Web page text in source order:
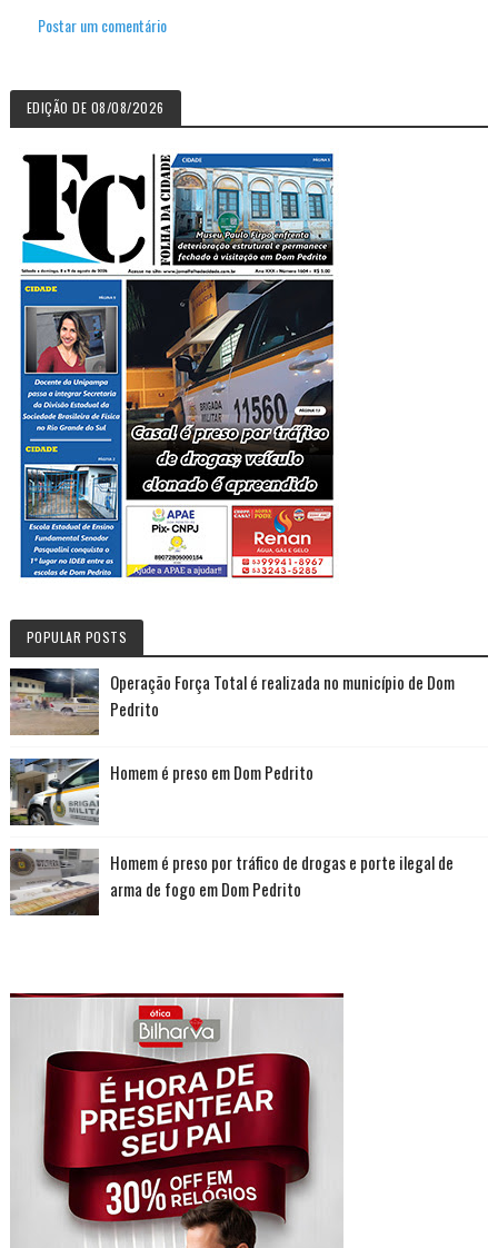
Postar um comentário
EDIÇÃO DE 08/08/2026
POPULAR POSTS
Operação Força Total é realizada no município de Dom
Pedrito
Homem é preso em Dom Pedrito
Homem é preso por tráfico de drogas e porte ilegal de
arma de fogo em Dom Pedrito